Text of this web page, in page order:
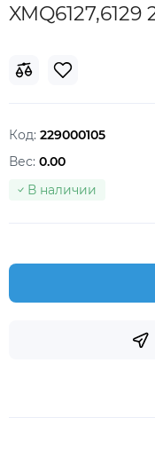
XMQ6127,6129
Код: 229000105
В наличии
Вес: 0.00